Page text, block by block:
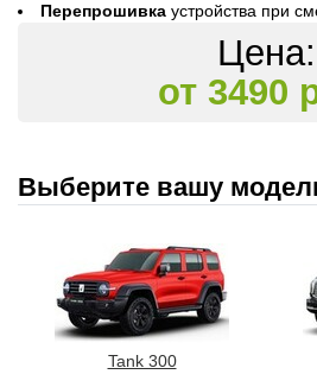
Перепрошивка устройства при
Цена:
от 3490
Выберите вашу
Tank 300